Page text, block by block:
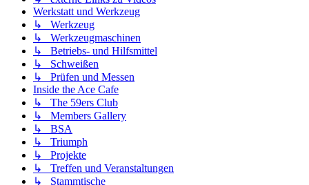
Werkstatt und Werkzeug
↳ Werkzeug
↳ Werkzeugmaschinen
↳ Betriebs- und Hilfsmittel
↳ Schweißen
↳ Prüfen und Messen
Inside the Ace Cafe
↳ The 59ers Club
↳ Members Gallery
↳ BSA
↳ Triumph
↳ Projekte
↳ Treffen und Veranstaltungen
↳ Stammtische